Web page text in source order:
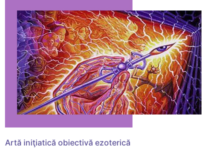
Artă iniţiatică obiectivă ezoterică